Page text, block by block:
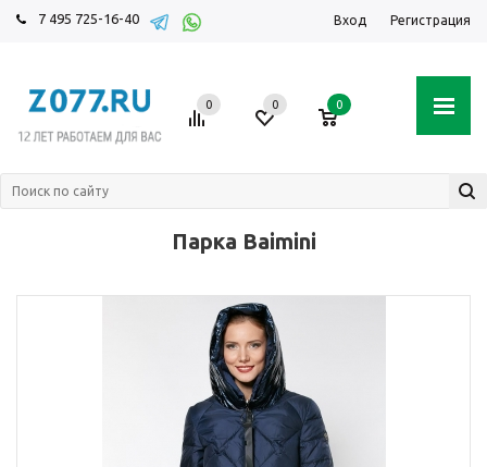
7 495 725-16-40 Вход Регистрация
0 0 0
Парка Baimini